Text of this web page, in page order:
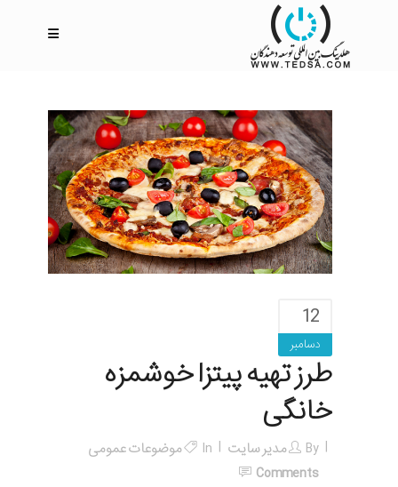
12
دسامبر
طرز تهیه پیتزا خوشمزه
خانگی
By مدیر سایت In
موضوعات عمومی
Comments